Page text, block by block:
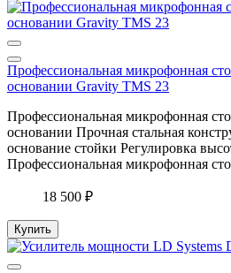
Профессиональная микрофонная
основании Gravity TMS 23
Профессиональная микрофонная
основании Прочная стальная
основание стойки Регулировка
Профессиональная микрофонная
18 500 ₽
Купить